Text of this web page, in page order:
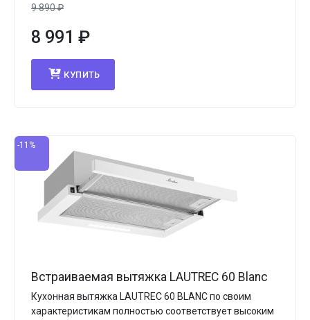
9 890₽
8 991 ₽
КУПИТЬ
-11%
Встраиваемая вытяжка LAUTREC 60 Blanc
Кухонная вытяжка LAUTREC 60 BLANC по своим
характеристикам полностью соответствует высоким